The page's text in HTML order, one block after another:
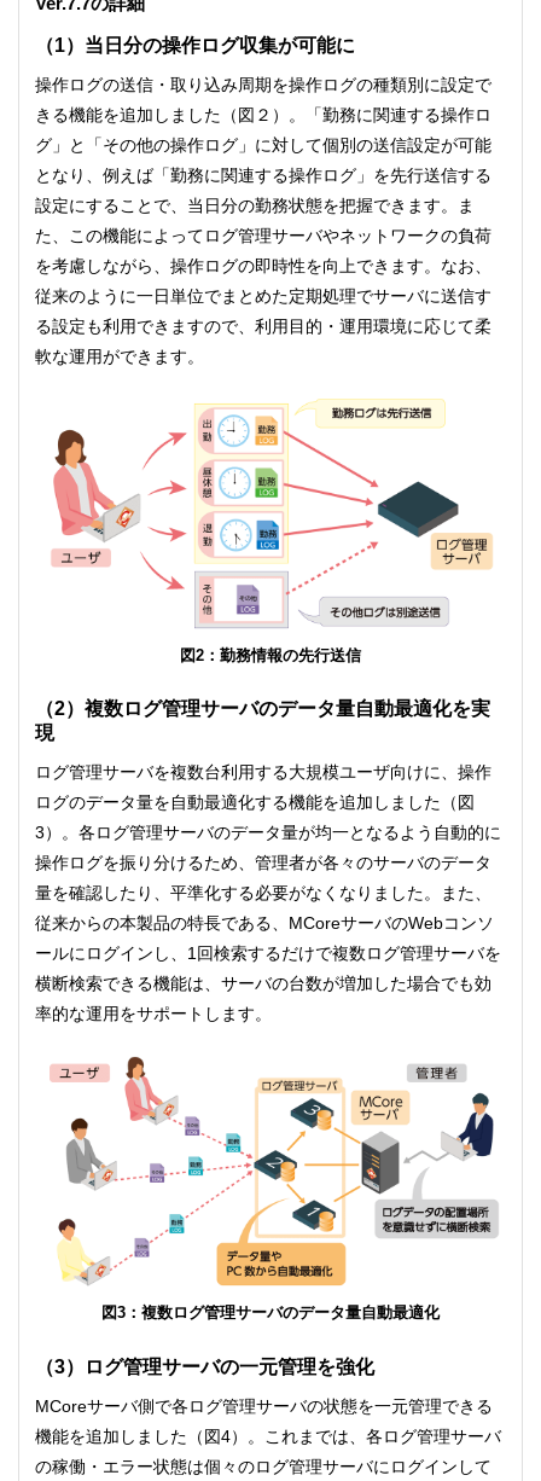
（1）当日分の操作ログ収集が可能に
操作ログの送信・取り込み周期を操作ログの種類別に設定で
きる機能を追加しました（図２）。「勤務に関連する操作ロ
グ」と「その他の操作ログ」に対して個別の送信設定が可能
となり、例えば「勤務に関連する操作ログ」を先行送信する
設定にすることで、当日分の勤務状態を把握できます。ま
た、この機能によってログ管理サーバやネットワークの負荷
を考慮しながら、操作ログの即時性を向上できます。なお、
従来のように一日単位でまとめた定期処理でサーバに送信す
る設定も利用できますので、利用目的・運用環境に応じて柔
軟な運用ができます。
図2：勤務情報の先行送信
（2）複数ログ管理サーバのデータ量自動最適化を実
現
ログ管理サーバを複数台利用する大規模ユーザ向けに、操作
ログのデータ量を自動最適化する機能を追加しました（図
3）。各ログ管理サーバのデータ量が均一となるよう自動的に
操作ログを振り分けるため、管理者が各々のサーバのデータ
量を確認したり、平準化する必要がなくなりました。また、
従来からの本製品の特長である、MCoreサーバのWebコンソ
ールにログインし、1回検索するだけで複数ログ管理サーバを
横断検索できる機能は、サーバの台数が増加した場合でも効
率的な運用をサポートします。
図3：複数ログ管理サーバのデータ量自動最適化
（3）ログ管理サーバの一元管理を強化
MCoreサーバ側で各ログ管理サーバの状態を一元管理できる
機能を追加しました（図4）。これまでは、各ログ管理サーバ
の稼働・エラー状態は個々のログ管理サーバにログインして